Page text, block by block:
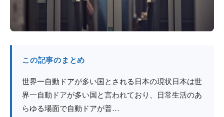
最新情報
この記事のまとめ
世界一自動ドアが多い国とされる日本の現状日本は世
界一自動ドアが多い国と言われており、日常生活のあ
らゆる場面で自動ドアが普…